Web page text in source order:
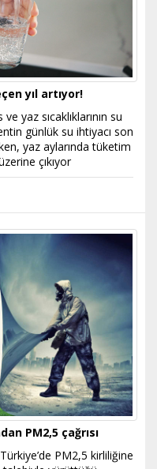
yıl artıyor!
yaz sıcaklıklarının su
günlük su ihtiyacı son
yaz aylarında tüketim
çıkıyor
PM2,5 çağrısı
PM2,5 kirliliğine